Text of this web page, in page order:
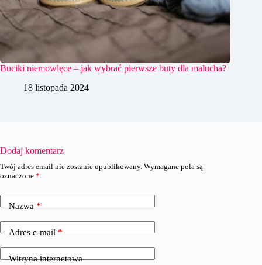
Buciki niemowlęce – jak wybrać pierwsze buty dla malucha?
18 listopada 2024
Dodaj komentarz
Twój adres email nie zostanie opublikowany. Wymagane pola są
oznaczone *
Nazwa*
Adres e-mail*
Witryna internetowa